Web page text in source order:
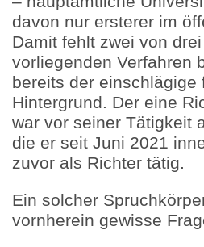
davon nur ersterer im
Damit fehlt zwei von
vorliegenden Verfahren
bereits der einschlägige
Hintergrund. Der eine
war vor seiner Tätigkeit
die er seit Juni 2021
zuvor als Richter tätig.
Ein solcher
vornherein gewisse